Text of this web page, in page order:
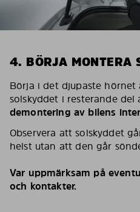
4. BÖRJA MONTERA
Börja i det djupaste
solskyddet i resterande del
demontering av bilens
Observera att solskyddet
helst utan att den går
Var uppmärksam på
och kontakter.